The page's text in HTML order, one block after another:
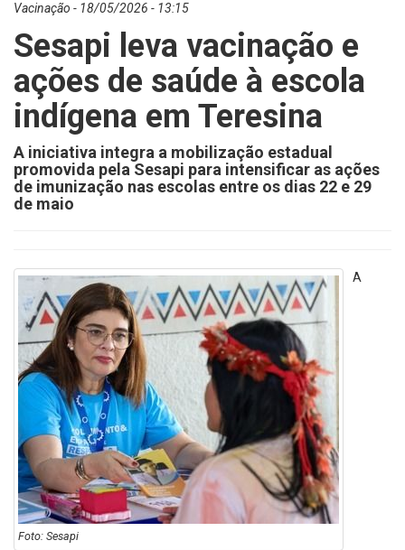
Vacinação - 18/05/2026 - 13:15
Sesapi leva vacinação e
ações de saúde à escola
indígena em Teresina
A iniciativa integra a mobilização estadual
promovida pela Sesapi para intensificar as ações
de imunização nas escolas entre os dias 22 e 29
de maio
Foto: Sesapi
A